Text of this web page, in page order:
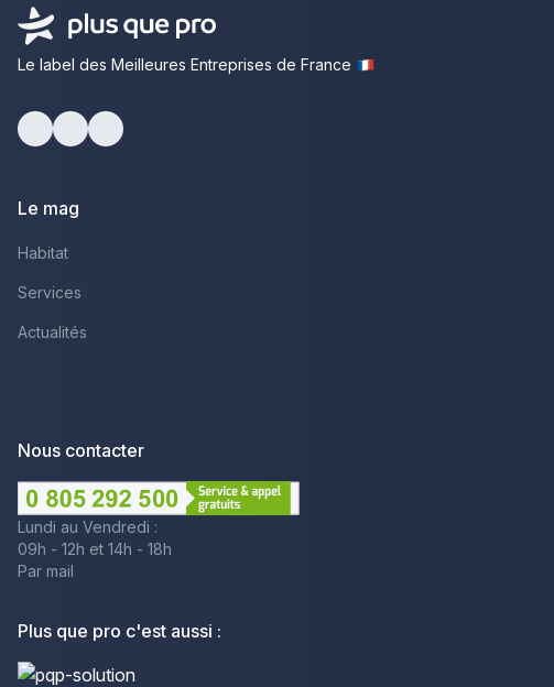
Le label des Meilleures Entreprises de France
Le mag
Habitat
Services
Actualités
Nous contacter
Lundi au Vendredi :
09h - 12h et 14h - 18h
Par mail
Plus que pro c'est aussi :